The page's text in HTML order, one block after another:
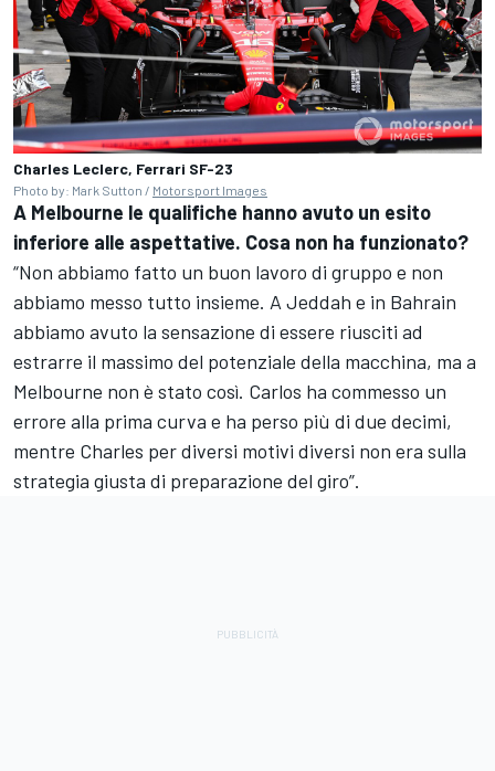
Charles Leclerc, Ferrari SF-23
Photo by: Mark Sutton / Motorsport Images
A Melbourne le qualifiche hanno avuto un esito
inferiore alle aspettative. Cosa non ha funzionato?
“Non abbiamo fatto un buon lavoro di gruppo e non
abbiamo messo tutto insieme. A Jeddah e in Bahrain
abbiamo avuto la sensazione di essere riusciti ad
estrarre il massimo del potenziale della macchina, ma a
Melbourne non è stato così. Carlos ha commesso un
errore alla prima curva e ha perso più di due decimi,
mentre Charles per diversi motivi diversi non era sulla
strategia giusta di preparazione del giro”.